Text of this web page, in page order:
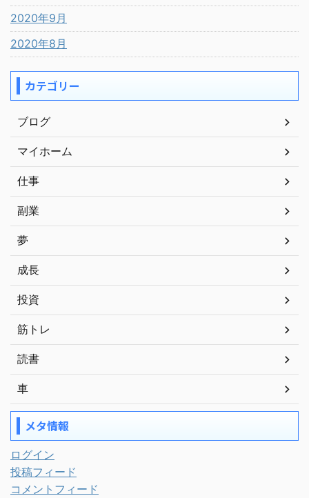
2020年9月
2020年8月
カテゴリー
ブログ
マイホーム
仕事
副業
夢
成長
投資
筋トレ
読書
車
メタ情報
ログイン
投稿フィード
コメントフィード